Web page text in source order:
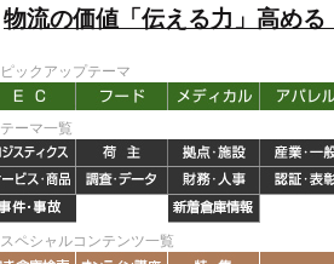
物流の価値「伝える力」高め
ピックアップテーマ
テーマ一覧
スペシャルコンテンツ一覧